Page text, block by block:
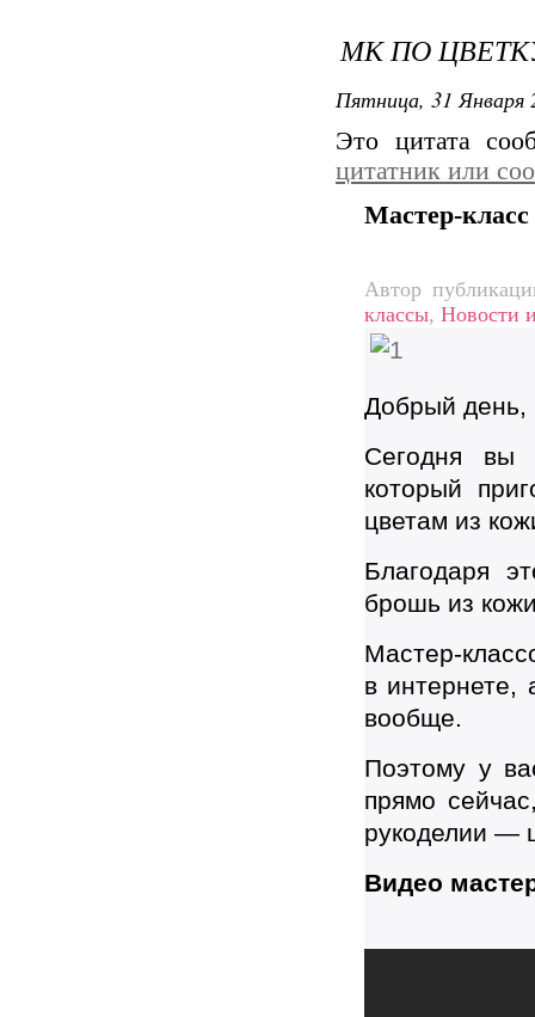
МК ПО
Пятница, 31 Января
Это цитата
цитатник или
Мастер-
Автор
классы, Новости
Добрый день,
Сегодня вы
который
цветам из
Благодаря
брошь из
Мастер-
в интернете,
вообще.
Поэтому у
прямо
рукоделии —
Видео